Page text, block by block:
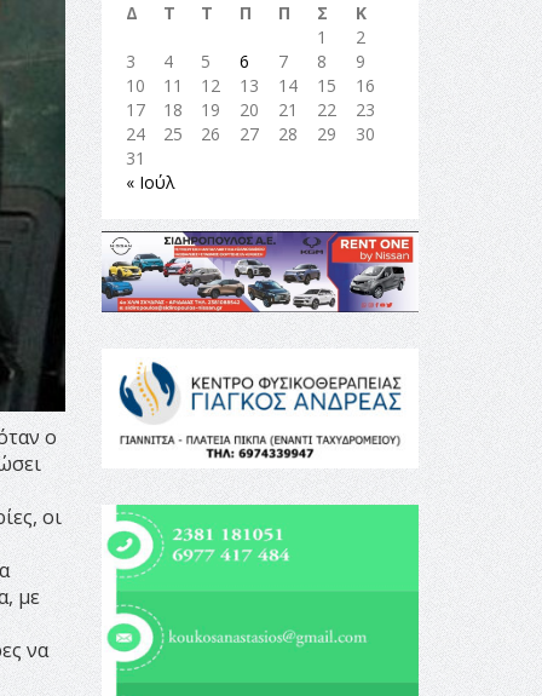
ο
οι
με
να
Δ
Τ Τ Π Π Σ
Κ
1
2
3
4 5 6 7 8
9
10
11 12 13 14 15
16
17
18 19 20 21 22
23
24
25 26 27 28 29
30
31
« Ιούλ